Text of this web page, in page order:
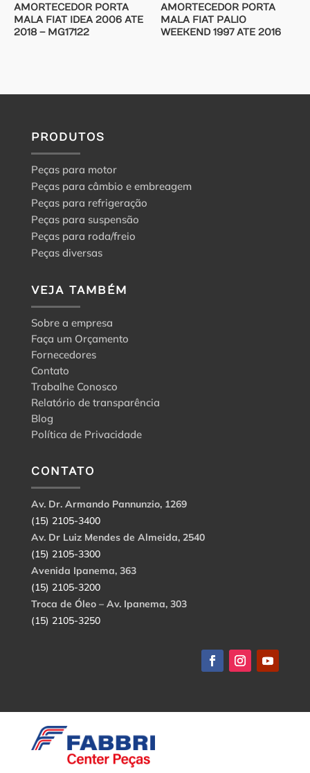
AMORTECEDOR PORTA
MALA FIAT IDEA 2006 ATE
2018 – MG17122
AMORTECEDOR PORTA
MALA FIAT PALIO
WEEKEND 1997 ATE 2016
PRODUTOS
Peças para motor
Peças para câmbio e embreagem
Peças para refrigeração
Peças para suspensão
Peças para roda/freio
Peças diversas
VEJA TAMBÉM
Sobre a empresa
Faça um Orçamento
Fornecedores
Contato
Trabalhe Conosco
Relatório de transparência
Blog
Política de Privacidade
CONTATO
Av. Dr. Armando Pannunzio, 1269
(15) 2105-3400
Av. Dr Luiz Mendes de Almeida, 2540
(15) 2105-3300
Avenida Ipanema, 363
(15) 2105-3200
Troca de Óleo – Av. Ipanema, 303
(15) 2105-3250